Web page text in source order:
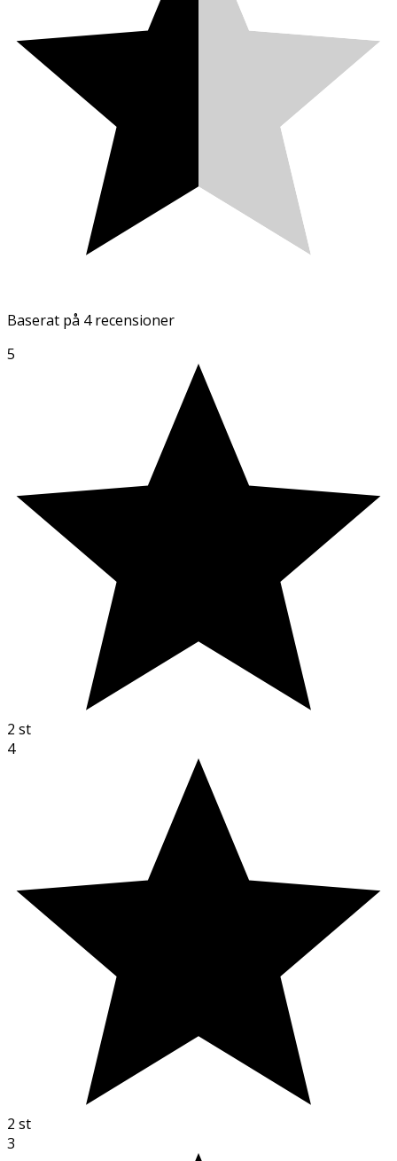
Baserat på 4 recensioner
5
2 st
4
2 st
3